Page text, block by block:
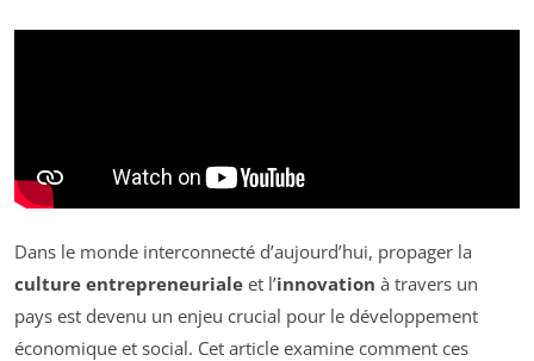
Dans le monde interconnecté d’aujourd’hui, propager la
culture entrepreneuriale et l’innovation à travers un
pays est devenu un enjeu crucial pour le développement
économique et social. Cet article examine comment ces